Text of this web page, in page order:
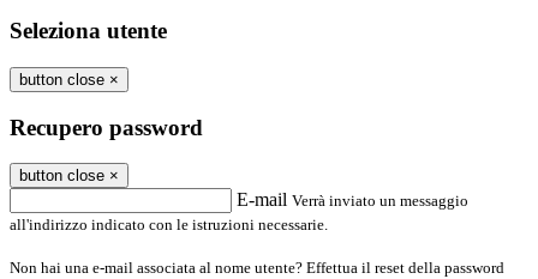
Seleziona utente
button close ×
Recupero password
button close ×
E-mail Verrà inviato un messaggio
all'indirizzo indicato con le istruzioni necessarie.
Non hai una e-mail associata al nome utente? Effettua il reset della password